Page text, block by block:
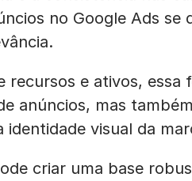
no Google Ads se
e ativos, essa
anúncios, mas
visual da
criar uma base